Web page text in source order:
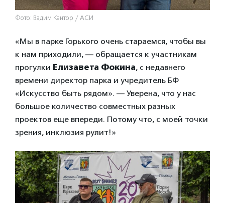
Фото: Вадим Кантор / АСИ
«Мы в парке Горького очень стараемся, чтобы вы
к нам приходили, — обращается к участникам
прогулки Елизавета Фокина, с недавнего
времени директор парка и учредитель БФ
«Искусство быть рядом». — Уверена, что у нас
большое количество совместных разных
проектов еще впереди. Потому что, с моей точки
зрения, инклюзия рулит!»